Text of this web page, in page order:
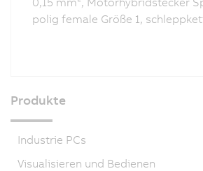
polig female Größe 1,
Produkte
Industrie PCs
Visualisieren und Bedienen